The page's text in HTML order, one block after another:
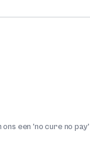
een 'no cure no pay'